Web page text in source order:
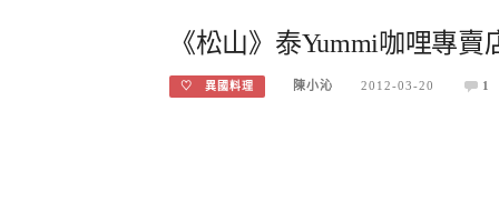
《松山》泰Yummi咖哩專
♡ 異國料理 陳小沁 2012-03-20 1